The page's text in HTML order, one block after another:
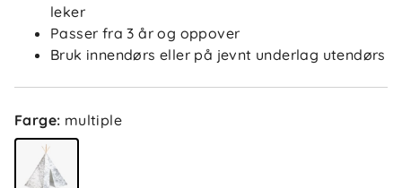
leker
Passer fra 3 år og oppover
Bruk innendørs eller på jevnt underlag utendørs
Farge: multiple